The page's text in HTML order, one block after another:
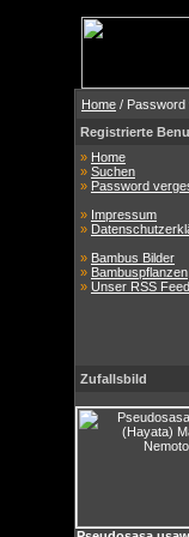
Home /
Registrierte
» Home
» Suchen
» Password
» Impressum
»
» Bambus Bilder
» Bambuspflanzen
» Unser RSS Feed
Zufallsbild